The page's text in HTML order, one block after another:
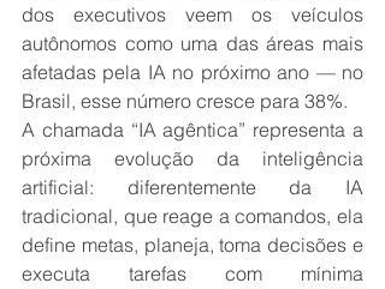
dos executivos veem os veículos
autônomos como uma das áreas mais
afetadas pela IA no próximo ano — no
Brasil, esse número cresce para 38%.
A chamada “IA agêntica” representa a
próxima evolução da inteligência
artificial: diferentemente da IA
tradicional, que reage a comandos, ela
define metas, planeja, toma decisões e
executa tarefas com mínima